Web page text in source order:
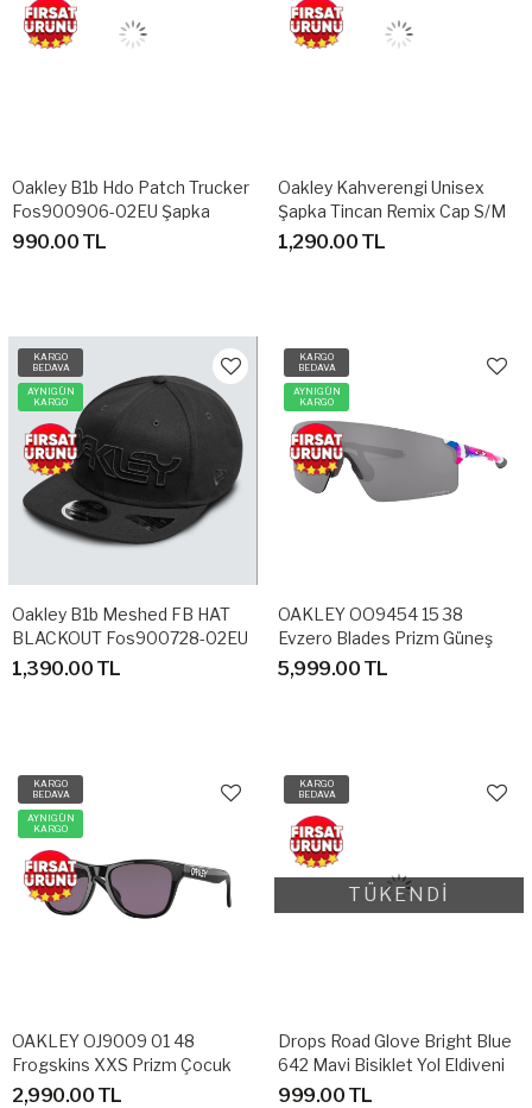
Oakley B1b Hdo Patch Trucker
Fos900906-02EU Şapka
990.00 TL
Oakley Kahverengi Unisex
Şapka Tincan Remix Cap S/M
F0S900499
1,290.00 TL
KARGO
BEDAVA
AYNIGÜN
KARGO
Oakley B1b Meshed FB HAT
BLACKOUT Fos900728-02EU
Şapka
1,390.00 TL
KARGO
BEDAVA
AYNIGÜN
KARGO
OAKLEY OO9454 15 38
Evzero Blades Prizm Güneş
Gözlüğü
5,999.00 TL
KARGO
BEDAVA
AYNIGÜN
KARGO
OAKLEY OJ9009 01 48
Frogskins XXS Prizm Çocuk
Güneş Gözlüğü
2,990.00 TL
KARGO
BEDAVA
TÜKENDİ
Drops Road Glove Bright Blue
642 Mavi Bisiklet Yol Eldiveni
L/XL
999.00 TL